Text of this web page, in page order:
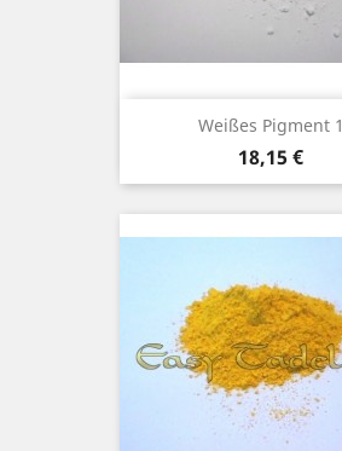
Weißes Pigment 1
Preis
18,15 €